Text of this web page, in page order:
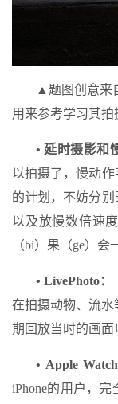
▲题图创意来
用来参考学习其拍
• 延时摄影和
以拍摄了，慢动
的计划，不妨分
以及放慢数倍速
（bi）果（ge）会
• LivePhoto：
在拍摄动物、流水
期回放当时的画面
• Apple
iPhone的用户，